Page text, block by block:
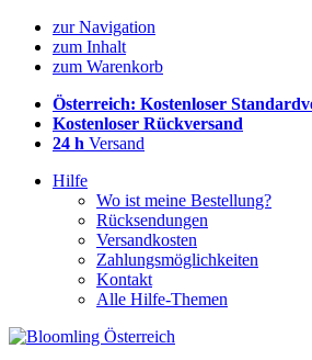
zur Navigation
zum Inhalt
zum Warenkorb
Österreich: Kostenloser
Kostenloser Rückversand
24 h Versand
Hilfe
Wo ist meine Bestellung?
Rücksendungen
Versandkosten
Zahlungsmöglichkeiten
Kontakt
Alle Hilfe-Themen